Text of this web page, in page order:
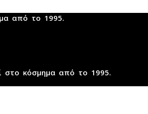
από το 1995.
στο κόσμημα από το 1995.